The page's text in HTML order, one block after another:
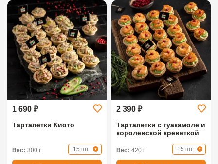
1 690 ₽
Тарталетки Киото
Вес: 300 г 15 шт.
2 390 ₽
Тарталетки с гуакамоле и
королевской креветкой
Вес: 420 г 15 шт.